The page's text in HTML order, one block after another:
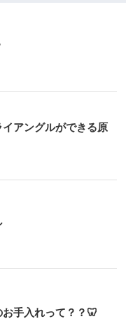
アングルができる原
お手入れって？？🦷